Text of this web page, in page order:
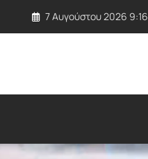
7 Αυγούστου 2026 9:16